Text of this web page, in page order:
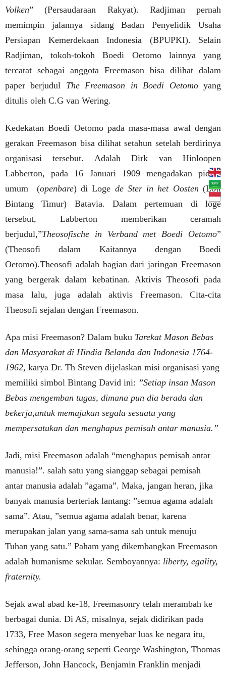
Volken” (Persaudaraan Rakyat). Radjiman pernah
memimpin jalannya sidang Badan Penyelidik Usaha
Persiapan Kemerdekaan Indonesia (BPUPKI). Selain
Radjiman, tokoh-tokoh Boedi Oetomo lainnya yang
tercatat sebagai anggota Freemason bisa dilihat dalam
paper berjudul The Freemason in Boedi Oetomoyang
ditulis oleh C.G van Wering.
Kedekatan Boedi Oetomo pada masa-masa awal dengan
gerakan Freemason bisa dilihat setahun setelah berdirinya
organisasi tersebut. Adalah Dirk van Hinloopen
Labberton, pada 16 Januari 1909 mengadakan pidato
umum
(openbare) di Loge de Ster in het Oosten (Loji
Bintang Timur) Batavia. Dalam pertemuan di loge
tersebut, Labberton memberikan ceramah
berjudul,”Theosofische in Verband met Boedi Oetomo”
(Theosofi dalam Kaitannya dengan Boedi
Oetomo).Theosofi adalah bagian dari jaringan Freemason
yang bergerak dalam kebatinan. Aktivis Theosofi pada
masa lalu, juga adalah aktivis Freemason. Cita-cita
Theosofi sejalan dengan Freemason.
Apa misi Freemason? Dalam buku Tarekat Mason Bebas
dan Masyarakat di Hindia Belanda dan Indonesia 1764-
1962, karya Dr. Th Steven dijelaskan misi organisasi yang
memiliki simbol Bintang David ini: ”Setiap insan Mason
Bebas mengemban tugas, dimana pun dia berada dan
bekerja,untuk memajukan segala sesuatu yang
mempersatukan dan menghapus pemisah antar manusia.”
Jadi, misi Freemason adalah “menghapus pemisah antar
manusia!”. salah satu yang sianggap sebagai pemisah
antar manusia adalah ”agama”. Maka, jangan heran, jika
banyak manusia berteriak lantang: ”semua agama adalah
sama”. Atau, ”semua agama adalah benar, karena
merupakan jalan yang sama-sama sah untuk menuju
Tuhan yang satu.” Paham yang dikembangkan Freemason
adalah humanisme sekular. Semboyannya: liberty, egality,
fraternity.
Sejak awal abad ke-18, Freemasonry telah merambah ke
berbagai dunia. Di AS, misalnya, sejak didirikan pada
1733, Free Mason segera menyebar luas ke negara itu,
sehingga orang-orang seperti George Washington, Thomas
Jefferson, John Hancock, Benjamin Franklin menjadi